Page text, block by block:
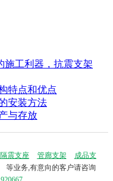
施工利器，抗震支架
特点和优点
安装方法
与存放
隔震支座 管廊支架
成品支
等业务,有意向的客户请咨询